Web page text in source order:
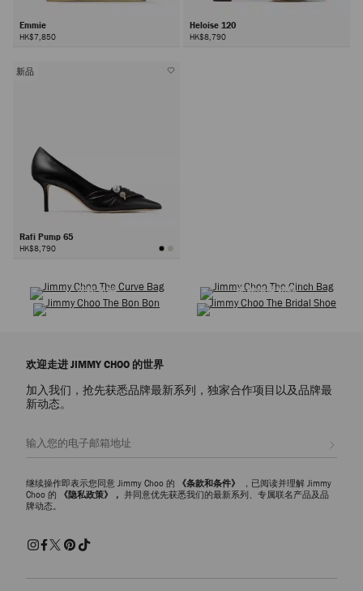
Emmie
HK$7,850
Heloise 120
HK$8,790
新品
Rafi Pump 65
HK$8,790
选购包袋
选购婚嫁精品
欢迎走进 JIMMY CHOO 的世界
加入我们，抢先获悉品牌最新系列，独家合作项目以及品牌最
新动态。
继续操作即表示您同意 Jimmy Choo 的 《条款和条件》
，已阅读并理解 Jimmy
Choo 的
《隐私政策》， 并同意优先获悉我们的最新系列、专属联名产品及品
牌动态。